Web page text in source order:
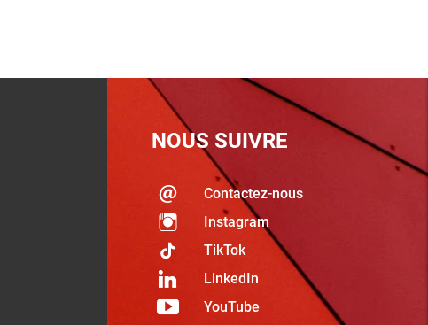
NOUS SUIVRE
Contactez-nous
Instagram
TikTok
LinkedIn
YouTube